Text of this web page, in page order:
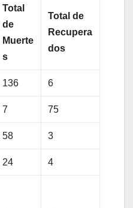
Total
de
Muerte
s
Total de
Recupera
dos
136 6
7 75
58 3
24 4